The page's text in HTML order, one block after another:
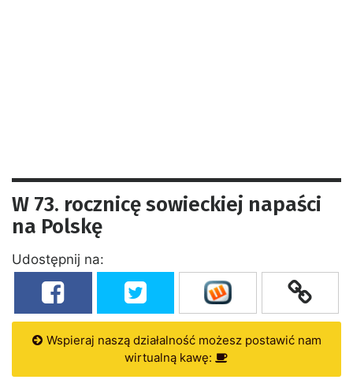
W 73. rocznicę sowieckiej napaści
na Polskę
Udostępnij na:
Wspieraj naszą działalność możesz postawić nam
wirtualną kawę: